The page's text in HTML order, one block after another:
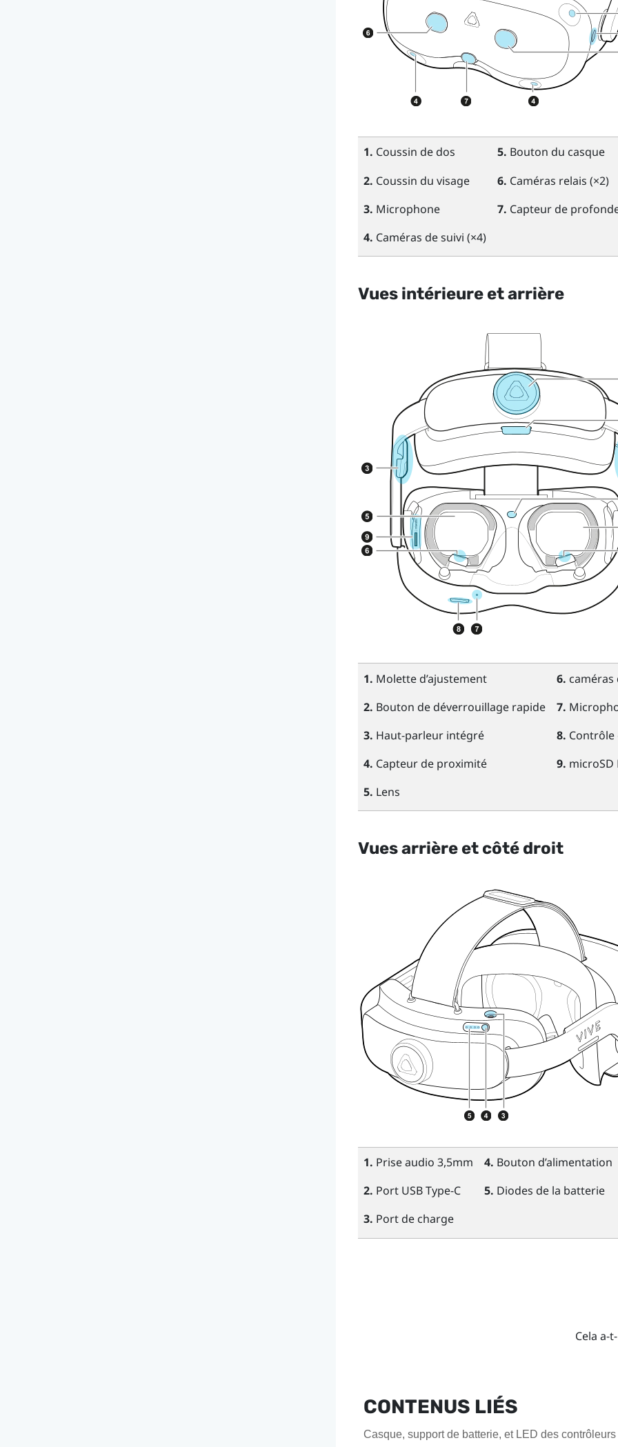
1. Coussin de dos
2. Coussin du visage
3. Microphone
4. Caméras de suivi (×4)
5. Bouton du casque
6. Caméras relais (×2)
7. Capteur de
Vues intérieure et arrière
1. Molette d’ajustement
2. Bouton de déverrouillage rapide
3. Haut-parleur intégré
4. Capteur de proximité
5. Lens
6. caméras
7.
8. Contrôle
9. microSD
Vues arrière et côté droit
1. Prise audio 3,5mm
2. Port USB Type-C
3. Port de charge
4. Bouton d’alimentation
5. Diodes de la batterie
Cela a-
CONTENUS LIÉS
Casque, support de batterie, et LED des contrôleurs